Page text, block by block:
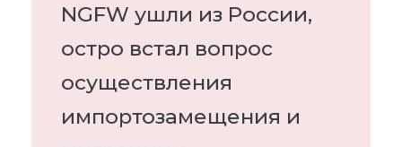
NGFW ушли из России,
остро встал вопрос
осуществления
импортозамещения и